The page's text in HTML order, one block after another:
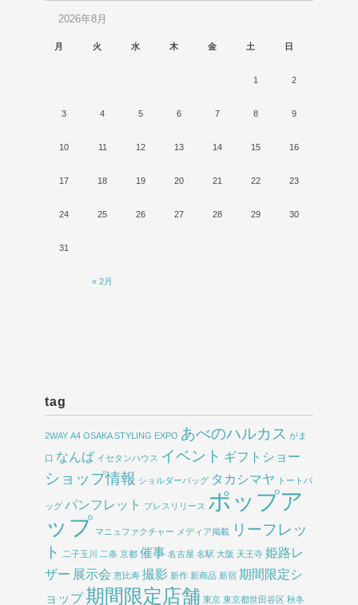
2026年8月
月 火 水 木 金 土 日
« 2月
1 2
3 4 5 6 7 8 9
10 11 12 13 14 15 16
17 18 19 20 21 22 23
24 25 26 27 28 29 30
31
tag
2WAY A4 OSAKA STYLING EXPO あべのハルカス がま
口 なんば イセタンハウス イベント ギフトショー
ショップ情報 ショルダーバッグ タカシマヤ トートバ
ッグ パンフレット プレスリリース ポップア
ップ マニュファクチャー メディア掲載 リーフレッ
ト
二子玉川 二条 京都 催事 名古屋 名駅 大阪 天王寺 姫路レ
ザー 展示会 恵比寿 撮影 新作 新商品 新宿 期間限定シ
ョップ期間限定店舗 東京 東京都世田谷区 秋冬